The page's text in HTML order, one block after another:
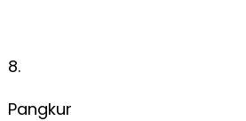
8.
Pangkur